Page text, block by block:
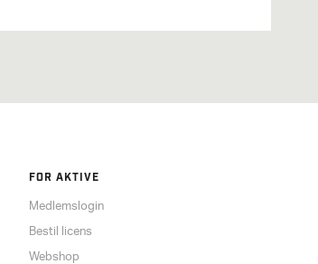
FOR AKTIVE
Medlemslogin
Bestil licens
Webshop